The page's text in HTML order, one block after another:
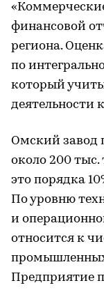
финансовой
региона.
по
который
деятельности
Омский завод
около 200
это порядка
По уровню
и
относится к
Предприятие